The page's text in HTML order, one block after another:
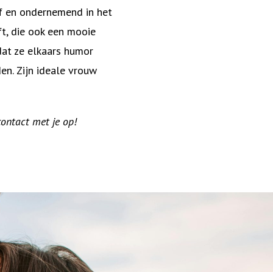
ondernemend in het
die ook een mooie
ze elkaars humor
Zijn ideale vrouw
met je op!